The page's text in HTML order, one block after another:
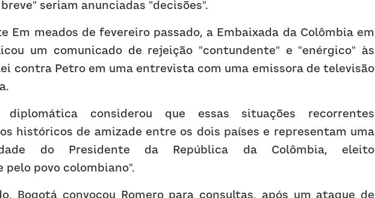
seriam anunciadas "decisões".
Em meados de fevereiro passado, a Embaixada da Colômbia em
um comunicado de rejeição "contundente" e "enérgico" às
contra Petro em uma entrevista com uma emissora de televisão
diplomática considerou que essas situações recorrentes
históricos de amizade entre os dois países e representam uma
do Presidente da República da Colômbia, eleito
povo colombiano".
Bogotá convocou Romero para consultas, após um ataque de